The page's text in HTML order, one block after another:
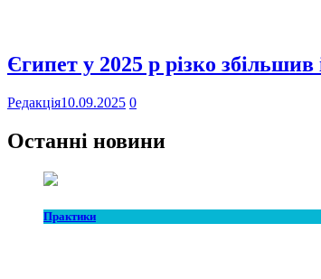
Єгипет у 2025 р різко
Редакція10.09.2025 0
Останні новини
Практики